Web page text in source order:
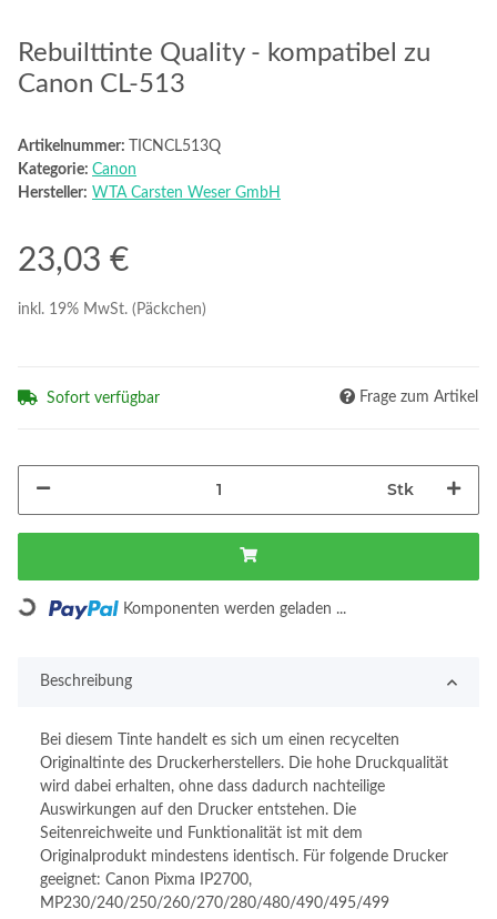
Rebuilttinte Quality - kompatibel zu
Canon CL-513
Artikelnummer:
TICNCL513Q
Kategorie: Canon
Hersteller: WTA Carsten Weser GmbH
23,03 €
inkl. 19% MwSt. (Päckchen)
Sofort verfügbar Frage zum Artikel
Stk
Loading... Komponenten werden geladen ...
Beschreibung
Bei diesem Tinte handelt es sich um einen recycelten
Originaltinte des Druckerherstellers. Die hohe Druckqualität
wird dabei erhalten, ohne dass dadurch nachteilige
Auswirkungen auf den Drucker entstehen. Die
Seitenreichweite und Funktionalität ist mit dem
Originalprodukt mindestens identisch. Für folgende Drucker
geeignet: Canon Pixma IP2700,
MP230/240/250/260/270/280/480/490/495/499